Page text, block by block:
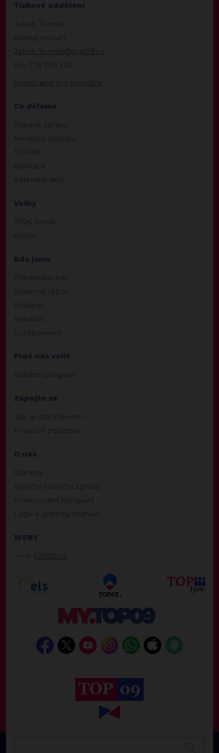
Tiskové oddělení
Jakub Tomek
tiskový mluvčí
Jakub.Tomek@top09.cz
tel.: 776 739 505
Registrace pro novináře
Co děláme
Tiskové zprávy
Mediální výstupy
TOPlife
Aplikace
Kalendář akcí
Volby
2026 Senát
Archiv
Kdo jsme
Předsednictvo
Výkonný výbor
Poslanci
Senátoři
Europoslanci
Proč nás volit
Volební program
Zapojte se
Jak se stát členem
Finanční podpora
O nás
Stanovy
Výroční finanční zpráva
Financování kampaní
Logo a grafický manuál
WEBY
62000.cz